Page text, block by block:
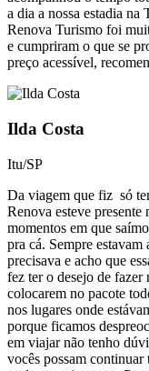
a dia a nossa estadia na
Renova Turismo foi
e cumpriram o que se
preço acessível,
Ilda Costa
Itu/SP
Da viagem que fiz só
Renova esteve presente
momentos em que
pra cá. Sempre
precisava e acho que
fez ter o desejo de
colocarem no pacote
nos lugares onde
porque ficamos
em viajar não tenho
vocês possam